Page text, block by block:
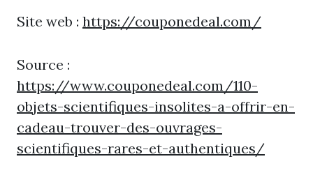
Site web : https://couponedeal.com/
Source :
https://www.couponedeal.com/110-
objets-scientifiques-insolites-a-offrir-en-
cadeau-trouver-des-ouvrages-
scientifiques-rares-et-authentiques/